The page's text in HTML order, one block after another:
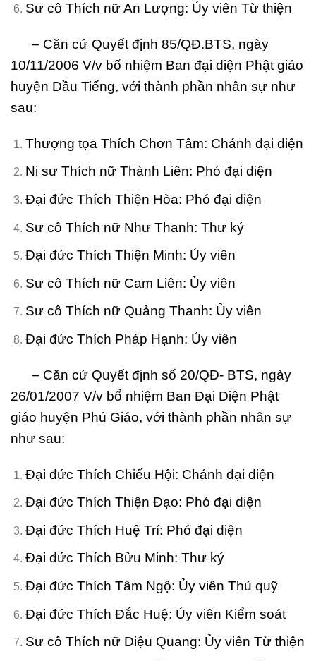
Sư cô Thích nữ An Lượng: Ủy viên Từ thiện
– Căn cứ Quyết định 85/QĐ.BTS, ngày
10/11/2006 V/v bổ nhiệm Ban đại diện Phật giáo
huyện Dầu Tiếng, với thành phần nhân sự như
sau:
Thượng tọa Thích Chơn Tâm: Chánh đại diện
Ni sư Thích nữ Thành Liên: Phó đại diện
Đại đức Thích Thiện Hòa: Phó đại diện
Sư cô Thích nữ Như Thanh: Thư ký
Đại đức Thích Thiện Minh: Ủy viên
Sư cô Thích nữ Cam Liên: Ủy viên
Sư cô Thích nữ Quảng Thanh: Ủy viên
Đại đức Thích Pháp Hạnh: Ủy viên
– Căn cứ Quyết định số 20/QĐ- BTS, ngày
26/01/2007 V/v bổ nhiệm Ban Đại Diện Phật
giáo huyện Phú Giáo, với thành phần nhân sự
như sau:
Đại đức Thích Chiếu Hội: Chánh đại diện
Đại đức Thích Thiện Đạo: Phó đại diện
Đại đức Thích Huệ Trí: Phó đại diện
Đại đức Thích Bửu Minh: Thư ký
Đại đức Thích Tâm Ngộ: Ủy viên Thủ quỹ
Đại đức Thích Đắc Huệ: Ủy viên Kiểm soát
Sư cô Thích nữ Diệu Quang: Ủy viên Từ thiện